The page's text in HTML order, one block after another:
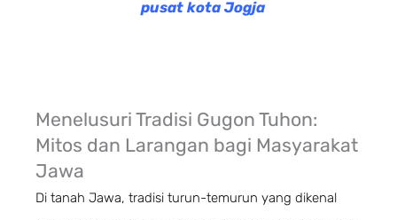
pusat kota Jogja
Menelusuri Tradisi Gugon Tuhon:
Mitos dan Larangan bagi Masyarakat
Jawa
Di tanah Jawa, tradisi turun-temurun yang dikenal